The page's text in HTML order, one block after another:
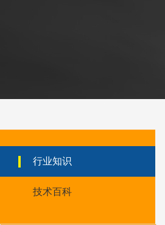
行业知识
技术百科
plus)替代等离子耗材
030078/030060/030
喷嘴
日本小池